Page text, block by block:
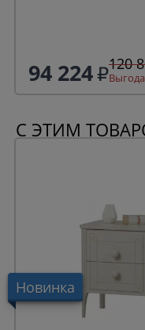
94 224 120
С ЭТИМ
Новинка